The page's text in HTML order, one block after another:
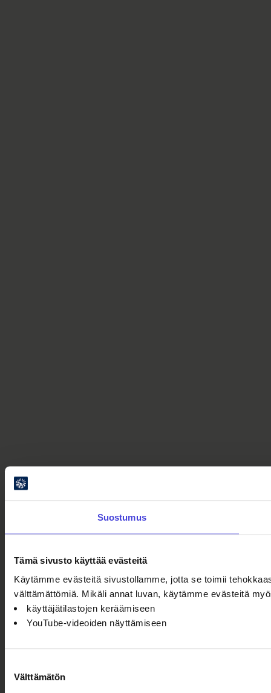
Suostumus
Tämä sivusto käyttää evästeitä
Käytämme evästeitä sivustollamme, jotta se toimii
välttämättömiä. Mikäli annat luvan, käytämme evästeitä
käyttäjätilastojen keräämiseen
YouTube-videoiden näyttämiseen
valinta
Välttämätön